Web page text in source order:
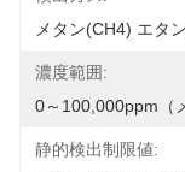
メタン(CH4) エタ
濃度範囲:
0～100,000ppm（
静的検出制限値: